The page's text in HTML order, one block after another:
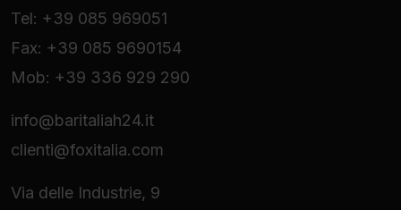
Tel: +39 085 969051
Fax: +39 085 9690154
Mob: +39 336 929 290
info@baritaliah24.it
clienti@foxitalia.com
Via delle Industrie, 9